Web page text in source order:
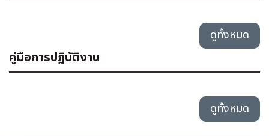
คู่มือการปฏิบัติงาน
ดูทั้งหมด
ดูทั้งหมด